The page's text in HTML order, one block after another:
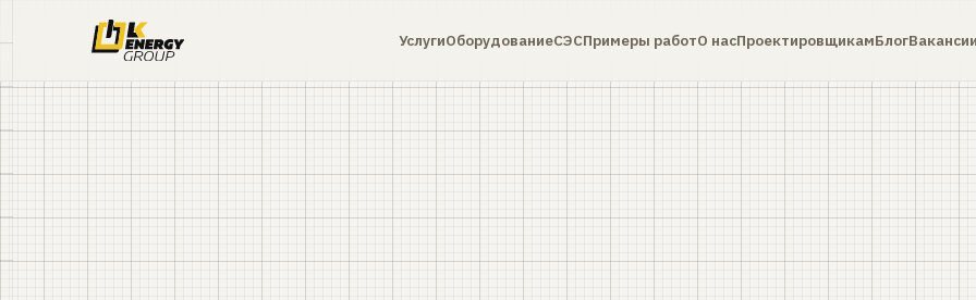
УслугиОборудованиеСЭСПримеры работО насПроектировщикамБлогВакансии